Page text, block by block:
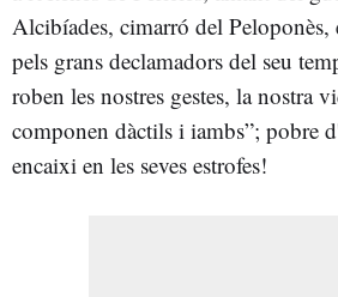
Alcibíades, cimarró del
pels grans declamadors del seu
roben les nostres gestes, la nostra
componen dàctils i iambs”; pobre
encaixi en les seves estrofes!